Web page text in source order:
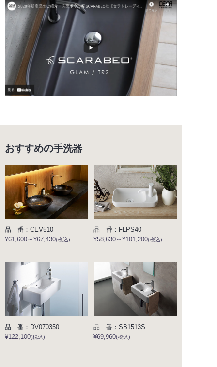
おすすめの手洗器
品 番：CEV510
¥61,600～¥67,430(税込)
品 番：FLPS40
¥58,630～¥101,200(税込)
品 番：DV070350
¥122,100(税込)
品 番：SB1513S
¥69,960(税込)